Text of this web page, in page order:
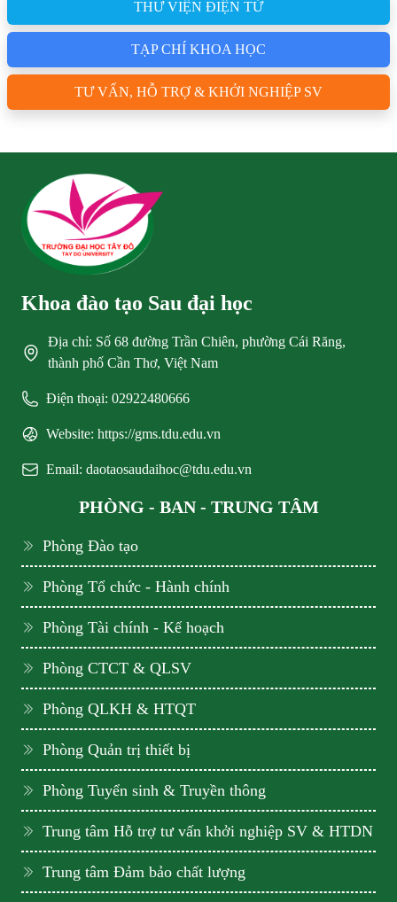
THƯ VIỆN ĐIỆN TỬ
TẠP CHÍ KHOA HỌC
TƯ VẤN, HỖ TRỢ & KHỞI NGHIỆP SV
Khoa đào tạo Sau đại học
Địa chỉ: Số 68 đường Trần Chiên, phường Cái Răng,
thành phố Cần Thơ, Việt Nam
Điện thoại: 02922480666
Website: https://gms.tdu.edu.vn
Email: daotaosaudaihoc@tdu.edu.vn
PHÒNG - BAN - TRUNG TÂM
Phòng Đào tạo
Phòng Tổ chức - Hành chính
Phòng Tài chính - Kế hoạch
Phòng CTCT & QLSV
Phòng QLKH & HTQT
Phòng Quản trị thiết bị
Phòng Tuyển sinh & Truyền thông
Trung tâm Hỗ trợ tư vấn khởi nghiệp SV & HTDN
Trung tâm Đảm bảo chất lượng